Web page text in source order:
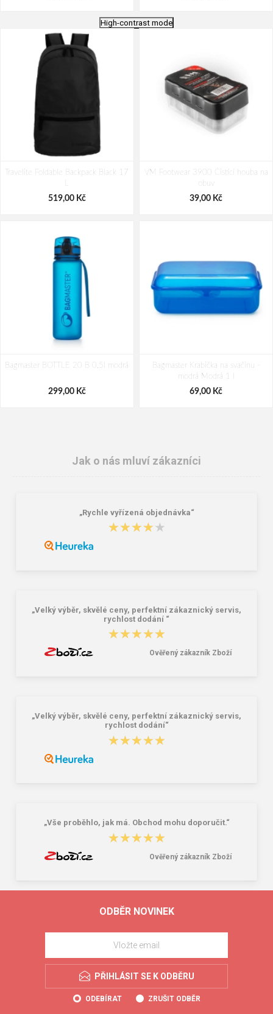
3 639,00 Kč
High-contrast mode
Travelite Foldable Backpack Black 17
519,00 Kč
VM Footwear 3900 Čistící houba na
obuv
39,00 Kč
Bagmaster BOTTLE 20 B 0,5l modrá
299,00 Kč
Bagmaster Krabička na svačinu -
modrá Modrá 1 l
69,00 Kč
Jak o nás mluví zákazníci
„Rychle vyřízená objednávka“
★★★★★
★★★★★
„Velký výběr, skvělé ceny, perfektní zákaznický servis,
rychlost dodání “
★★★★★
★★★★★
Ověřený zákazník Zboží
„Velký výběr, skvělé ceny, perfektní zákaznický servis,
rychlost dodání“
★★★★★
★★★★★
„Vše proběhlo, jak má. Obchod mohu doporučit.“
★★★★★
★★★★★
Ověřený zákazník Zboží
ODBĚR NOVINEK
PŘIHLÁSIT SE K ODBĚRU
ODEBÍRAT ZRUŠIT ODBĚR